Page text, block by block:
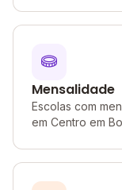
Mensalidade
Escolas com
em Centro em